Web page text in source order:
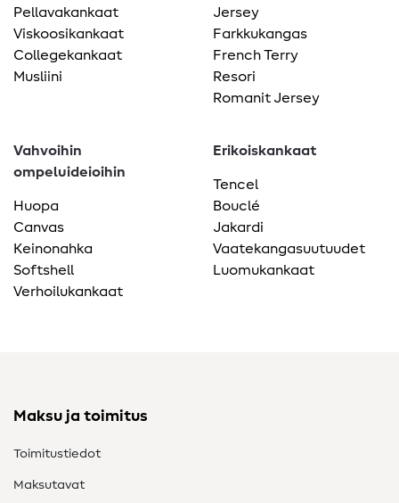
Pellavakankaat
Viskoosikankaat
Collegekankaat
Musliini
Jersey
Farkkukangas
French Terry
Resori
Romanit Jersey
Vahvoihin
ompeluideioihin
Huopa
Canvas
Keinonahka
Softshell
Verhoilukankaat
Erikoiskankaat
Tencel
Bouclé
Jakardi
Vaatekangasuutuudet
Luomukankaat
Maksu ja toimitus
Toimitustiedot
Maksutavat